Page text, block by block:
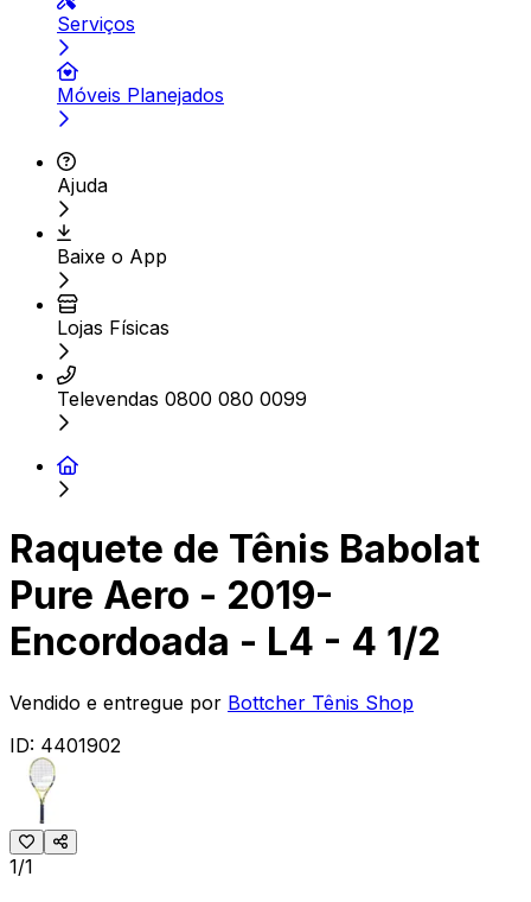
Serviços
Móveis Planejados
Ajuda
Baixe o App
Lojas Físicas
Televendas 0800 080 0099
Raquete de Tênis Babolat
Pure Aero - 2019-
Encordoada - L4 - 4 1/2
Vendido e entregue por Bottcher Tênis Shop
ID: 4401902
1/1